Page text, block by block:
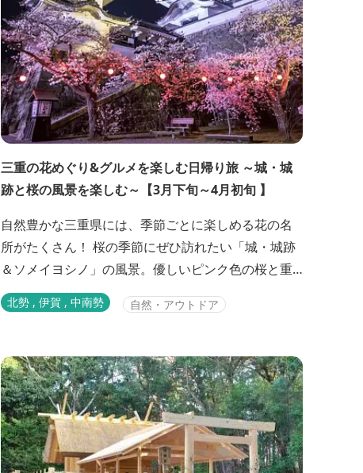
三重の花めぐり&グルメを楽しむ日帰り旅 ～城・城
跡と桜の風景を楽しむ～【3月下旬～4月初旬 】
自然豊かな三重県には、季節ごとに楽しめる花の名
所がたくさん！ 桜の季節にぜひ訪れたい「城・城跡
＆ソメイヨシノ」の風景。優しいピンク色の桜と重
厚な石垣のコントラストが独特の雰囲気を演出して
くれます。 満開の桜と城・城跡をカメラにおさめな
県の桜の名所はこちら<A
Href="https://www.kankomie.or.jp/sea...
北勢 , 伊賀 , 中南勢 自然・アウトドア